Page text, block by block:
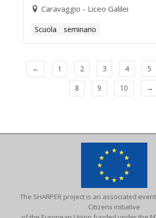
Caravaggio - Liceo Galilei
Scuola seminario
← 1 2 3 4 5
8
9 10 →
The SHARPER project is an associated
Citizens initiative